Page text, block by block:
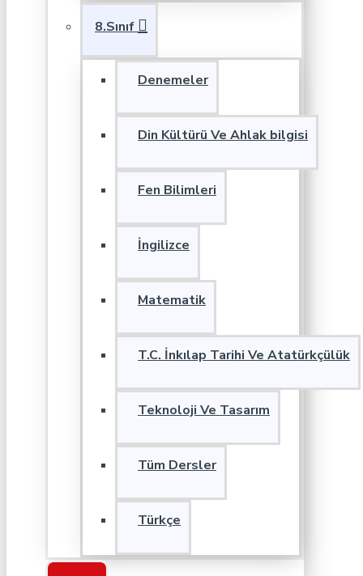
8.Sınıf
Denemeler
Din Kültürü Ve Ahlak bilgisi
Fen Bilimleri
İngilizce
Matematik
T.C. İnkılap Tarihi Ve Atatürkçülük
Teknoloji Ve Tasarım
Tüm Dersler
Türkçe